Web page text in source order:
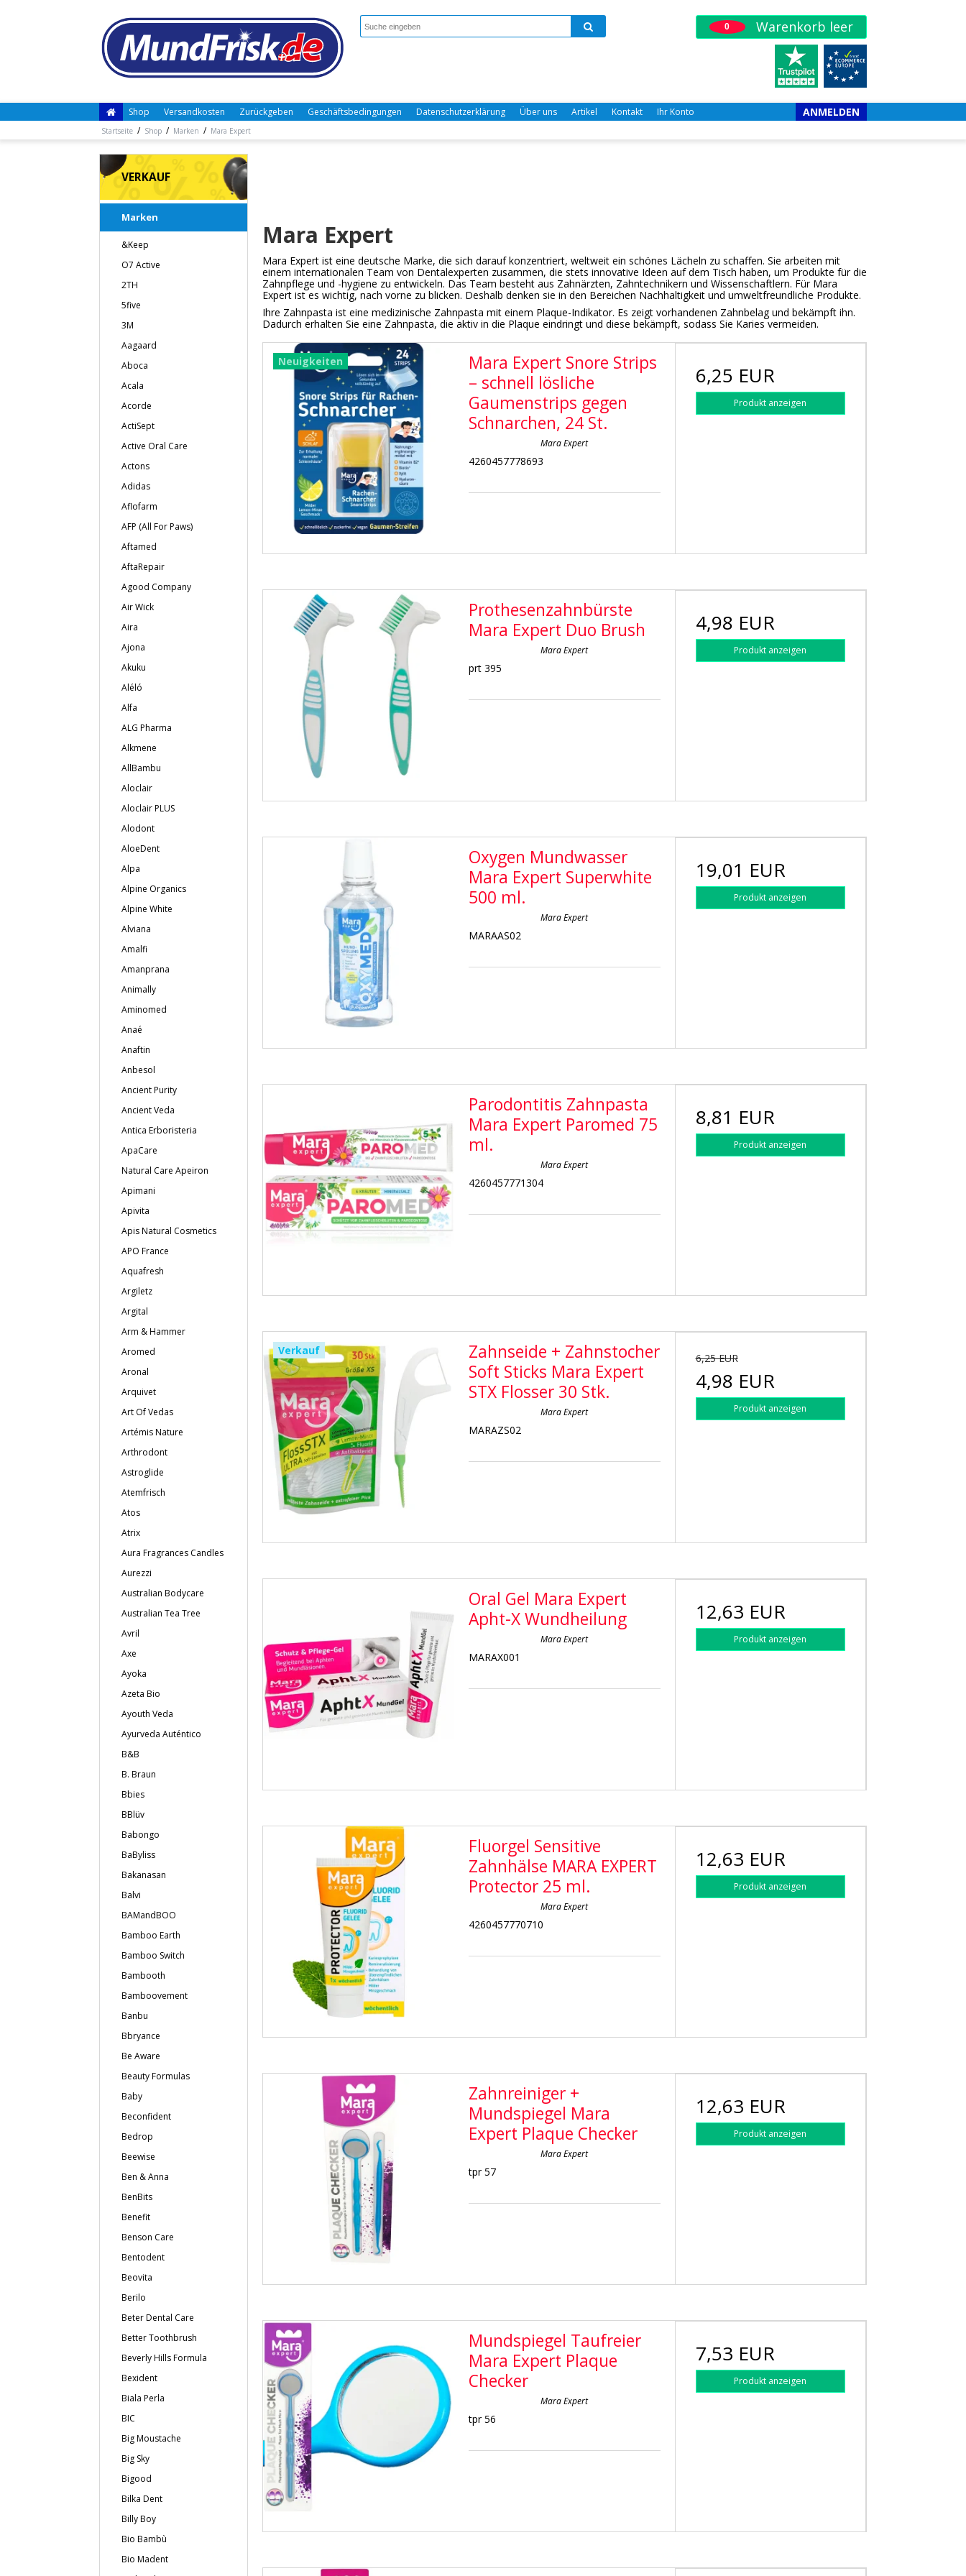
0 Warenkorb leer
Shop Versandkosten Zurückgeben Geschäftsbedingungen Datenschutzerklärung Über uns Artikel Kontakt Ihr Konto ANMELDEN
Startseite / Shop / Marken / Mara Expert
VERKAUF
Marken
&Keep
O7 Active
2TH
5five
3M
Aagaard
Aboca
Acala
Acorde
ActiSept
Active Oral Care
Actons
Adidas
Aflofarm
AFP (All For Paws)
Aftamed
AftaRepair
Agood Company
Air Wick
Aira
Ajona
Akuku
Aléló
Alfa
ALG Pharma
Alkmene
AllBambu
Aloclair
Aloclair PLUS
Alodont
AloeDent
Alpa
Alpine Organics
Alpine White
Alviana
Amalfi
Amanprana
Animally
Aminomed
Anaé
Anaftin
Anbesol
Ancient Purity
Ancient Veda
Antica Erboristeria
ApaCare
Natural Care Apeiron
Apimani
Apivita
Apis Natural Cosmetics
APO France
Aquafresh
Argiletz
Argital
Arm & Hammer
Aromed
Aronal
Arquivet
Art Of Vedas
Artémis Nature
Arthrodont
Astroglide
Atemfrisch
Atos
Atrix
Aura Fragrances Candles
Aurezzi
Australian Bodycare
Australian Tea Tree
Avril
Axe
Ayoka
Azeta Bio
Ayouth Veda
Ayurveda Auténtico
B&B
B. Braun
Bbies
BBlüv
Babongo
BaByliss
Bakanasan
Balvi
BAMandBOO
Bamboo Earth
Bamboo Switch
Bambooth
Bamboovement
Banbu
Bbryance
Be Aware
Beauty Formulas
Baby
Beconfident
Bedrop
Beewise
Ben & Anna
BenBits
Benefit
Benson Care
Bentodent
Beovita
Berilo
Beter Dental Care
Better Toothbrush
Beverly Hills Formula
Bexident
Biala Perla
BIC
Big Moustache
Big Sky
Bigood
Bilka Dent
Billy Boy
Bio Bambù
Bio Madent
Mara Expert
Mara Expert ist eine deutsche Marke, die sich darauf konzentriert, weltweit ein schönes Lächeln zu schaffen. Sie arbeiten mit
einem internationalen Team von Dentalexperten zusammen, die stets innovative Ideen auf dem Tisch haben, um Produkte für die
Zahnpflege und -hygiene zu entwickeln. Das Team besteht aus Zahnärzten, Zahntechnikern und Wissenschaftlern. Für Mara
Expert ist es wichtig, nach vorne zu blicken. Deshalb denken sie in den Bereichen Nachhaltigkeit und umweltfreundliche Produkte.
Ihre Zahnpasta ist eine medizinische Zahnpasta mit einem Plaque-Indikator. Es zeigt vorhandenen Zahnbelag und bekämpft ihn.
Dadurch erhalten Sie eine Zahnpasta, die aktiv in die Plaque eindringt und diese bekämpft, sodass Sie Karies vermeiden.
Neuigkeiten
Mara Expert Snore Strips
– schnell lösliche
Gaumenstrips gegen
Schnarchen, 24 St.
Mara Expert
4260457778693
6,25 EUR
Produkt anzeigen
Prothesenzahnbürste
Mara Expert Duo Brush
Mara Expert
prt 395
4,98 EUR
Produkt anzeigen
Oxygen Mundwasser
Mara Expert Superwhite
500 ml.
Mara Expert
MARAAS02
19,01 EUR
Produkt anzeigen
Parodontitis Zahnpasta
Mara Expert Paromed 75
ml.
Mara Expert
4260457771304
8,81 EUR
Produkt anzeigen
Verkauf
Zahnseide + Zahnstocher
Soft Sticks Mara Expert
STX Flosser 30 Stk.
Mara Expert
MARAZS02
6,25 EUR
4,98 EUR
Produkt anzeigen
Oral Gel Mara Expert
Apht-X Wundheilung
Mara Expert
MARAX001
12,63 EUR
Produkt anzeigen
Fluorgel Sensitive
Zahnhälse MARA EXPERT
Protector 25 ml.
Mara Expert
4260457770710
12,63 EUR
Produkt anzeigen
Zahnreiniger +
Mundspiegel Mara
Expert Plaque Checker
Mara Expert
tpr 57
12,63 EUR
Produkt anzeigen
Mundspiegel Taufreier
Mara Expert Plaque
Checker
Mara Expert
tpr 56
7,53 EUR
Produkt anzeigen